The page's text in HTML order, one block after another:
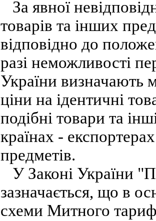
За явної
товарів та інших
відповідно до
разі неможливості
України визначають
ціни на ідентичні
подібні товари та
країнах -
предметів.
У Законі України
зазначається, що в
схеми Митного